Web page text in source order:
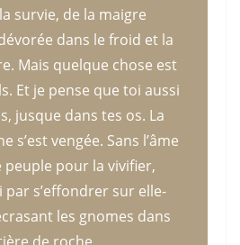
survie, de la maigre
dans le froid et la
Mais quelque chose est
Et je pense que toi aussi
jusque dans tes os. La
s’est vengée. Sans l’âme
peuple pour la vivifier,
par s’effondrer sur elle-
les gnomes dans
de roche.